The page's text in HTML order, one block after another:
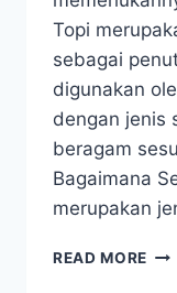
Topi
sebagai
digunakan
dengan jenis
beragam
Bagaimana
merupakan
READ MORE